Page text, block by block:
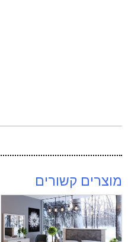
מוצרים קשורים